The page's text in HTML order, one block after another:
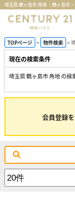
TOPページ 物件検索
現在の検索条件
埼玉県 鶴ヶ島市 角地 の検
会員登録